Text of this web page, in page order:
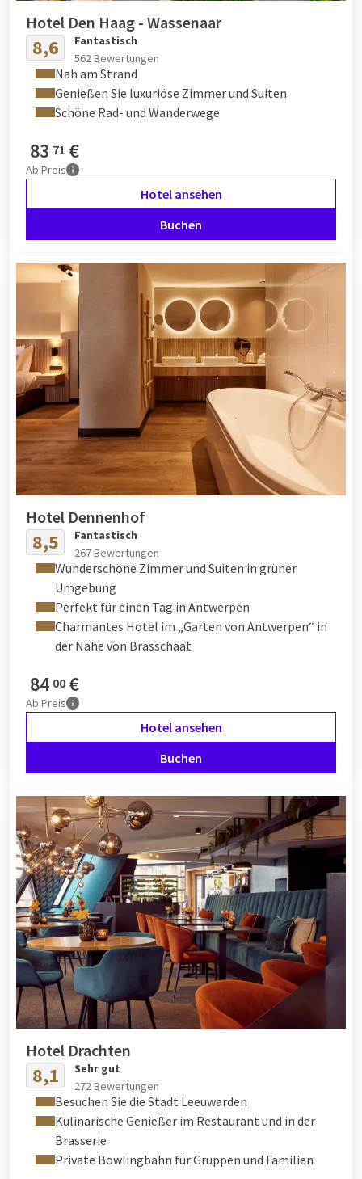
Hotel Den Haag - Wassenaar
8,6
Fantastisch
562 Bewertungen
Nah am Strand
Genießen Sie luxuriöse Zimmer und Suiten
Schöne Rad- und Wanderwege
83 71 €
Ab Preis
Hotel ansehen
Buchen
Hotel Dennenhof
8,5
Fantastisch
267 Bewertungen
Wunderschöne Zimmer und Suiten in grüner
Umgebung
Perfekt für einen Tag in Antwerpen
Charmantes Hotel im „Garten von Antwerpen“ in
der Nähe von Brasschaat
84 00 €
Ab Preis
Hotel ansehen
Buchen
Hotel Drachten
8,1
Sehr gut
272 Bewertungen
Besuchen Sie die Stadt Leeuwarden
Kulinarische Genießer im Restaurant und in der
Brasserie
Private Bowlingbahn für Gruppen und Familien